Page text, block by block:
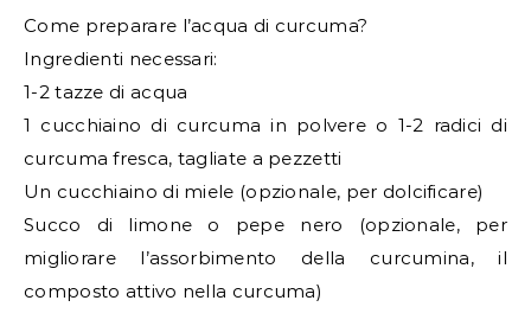
Come preparare l’acqua di curcuma?
Ingredienti necessari:
1-2 tazze di acqua
1 cucchiaino di curcuma in polvere o 1-2 radici di
curcuma fresca, tagliate a pezzetti
Un cucchiaino di miele (opzionale, per dolcificare)
Succo di limone o pepe nero (opzionale, per
migliorare l’assorbimento della curcumina, il
composto attivo nella curcuma)